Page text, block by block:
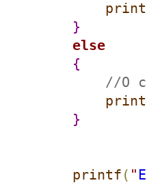
}
else
{
//O
}
printf ( "